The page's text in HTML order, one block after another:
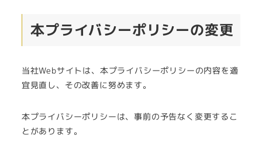
本プライバシーポリシーの変更
当社Webサイトは、本プライバシーポリシーの内容を適
宜見直し、その改善に努めます。
本プライバシーポリシーは、事前の予告なく変更するこ
とがあります。